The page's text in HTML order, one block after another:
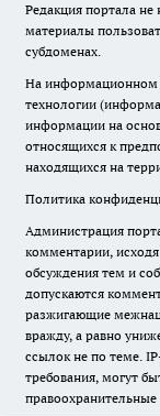
Редакция портала не
материалы
субдоменах.
На информационном
технологии
информации на
относящихся к
находящихся на
Политика
Администрация
комментарии,
обсуждения тем и
допускаются
разжигающие
вражду, а равно
ссылок не по теме.
требования, могут